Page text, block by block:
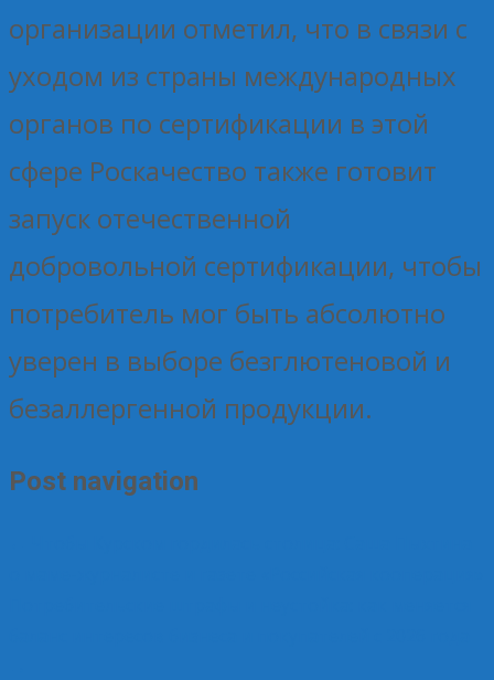
организации отметил, что в связи с
уходом из страны международных
органов по сертификации в этой
сфере Роскачество также готовит
запуск отечественной
добровольной сертификации, чтобы
потребитель мог быть абсолютно
уверен в выборе безглютеновой и
безаллергенной продукции.
Post navigation